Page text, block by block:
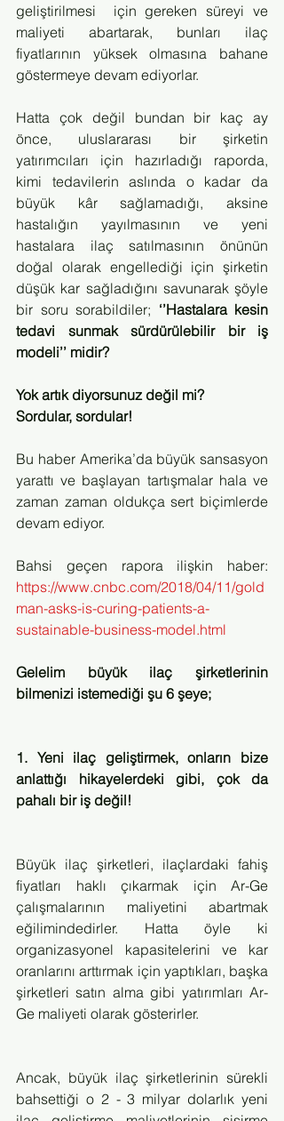
geliştirilmesi  için gereken süreyi ve
maliyeti abartarak, bunları ilaç
fiyatlarının yüksek olmasına bahane
göstermeye devam ediyorlar.
Hatta çok değil bundan bir kaç ay
önce, uluslararası bir şirketin
yatırımcıları için hazırladığı raporda,
kimi tedavilerin aslında o kadar da
büyük kâr sağlamadığı, aksine
hastalığın yayılmasının ve yeni
hastalara ilaç satılmasının önünün
doğal olarak engellediği için şirketin
düşük kar sağladığını savunarak şöyle
bir soru sorabildiler; ‘’Hastalara kesin
tedavi sunmak sürdürülebilir bir iş
modeli’’ midir?
Yok artık diyorsunuz değil mi?
Sordular, sordular!
Bu haber Amerika’da büyük sansasyon
yarattı ve başlayan tartışmalar hala ve
zaman zaman oldukça sert biçimlerde
devam ediyor.
https://www.cnbc.com/2018/04/11/gold
man-asks-is-curing-patients-a-
sustainable-business-model.html
Gelelim büyük ilaç şirketlerinin
bilmenizi istemediği şu 6 şeye;
1. Yeni ilaç geliştirmek, onların bize
anlattığı hikayelerdeki gibi, çok da
pahalı bir iş değil!
Büyük ilaç şirketleri, ilaçlardaki fahiş
fiyatları haklı çıkarmak için Ar-Ge
çalışmalarının maliyetini abartmak
eğilimindedirler. Hatta öyle ki
organizasyonel kapasitelerini ve kar
oranlarını arttırmak için yaptıkları, başka
şirketleri satın alma gibi yatırımları Ar-
Ge maliyeti olarak gösterirler.
Ancak, büyük ilaç şirketlerinin sürekli
bahsettiği o 2 - 3 milyar dolarlık yeni